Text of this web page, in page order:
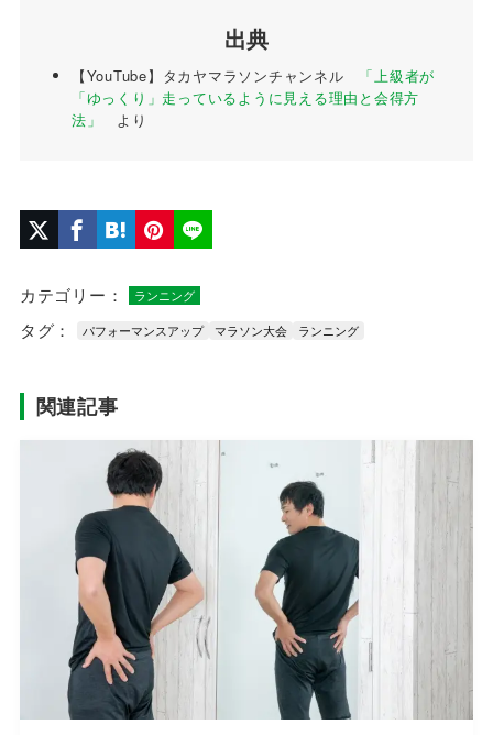
出典
【YouTube】タカヤマラソンチャンネル
「上級者が
「ゆっくり」走っているように見える理由と会得方
法」
より
カテゴリー： ランニング
タグ： パフォーマンスアップ マラソン大会 ランニング
関連記事